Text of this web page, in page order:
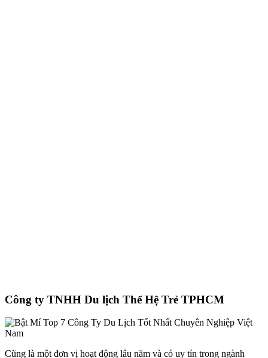
Công ty TNHH Du lịch Thế Hệ Trẻ TPHCM
Cũng là một đơn vị hoạt động lâu năm và có uy tín trong ngành